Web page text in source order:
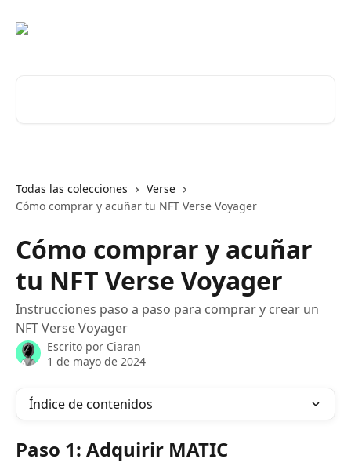
Todas las colecciones
Verse
Cómo comprar y acuñar tu NFT Verse Voyager
Cómo comprar y acuñar
tu NFT Verse Voyager
Instrucciones paso a paso para comprar y crear un
NFT Verse Voyager
Escrito por Ciaran
1 de mayo de 2024
Índice de contenidos
Paso 1: Adquirir MATIC